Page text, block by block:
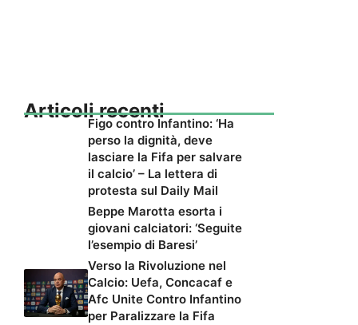
Articoli recenti
Figo contro Infantino: ‘Ha
perso la dignità, deve
lasciare la Fifa per salvare
il calcio’ – La lettera di
protesta sul Daily Mail
Beppe Marotta esorta i
giovani calciatori: ‘Seguite
l’esempio di Baresi’
Verso la Rivoluzione nel
Calcio: Uefa, Concacaf e
Afc Unite Contro Infantino
per Paralizzare la Fifa